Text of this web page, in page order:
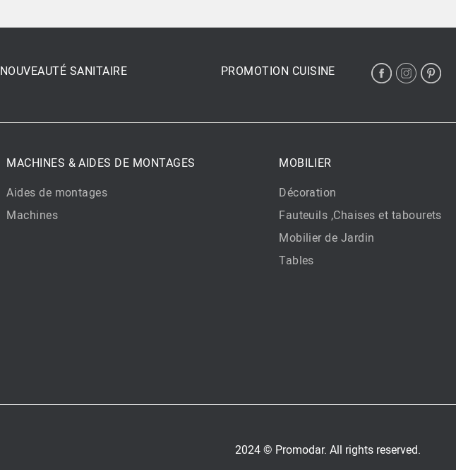
NOUVEAUTÉ SANITAIRE PROMOTION CUISINE
MACHINES & AIDES DE MONTAGES
Aides de montages
Machines
MOBILIER
Décoration
Fauteuils ,Chaises et tabourets
Mobilier de Jardin
Tables
2024 © Promodar. All rights reserved.